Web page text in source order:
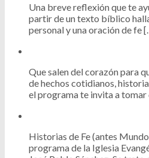
Una breve reflexión que te
partir de un texto bíblico
personal y una oración de fe
Que salen del corazón para
de hechos cotidianos,
el programa te invita a
Historias de Fe (antes
programa de la Iglesia